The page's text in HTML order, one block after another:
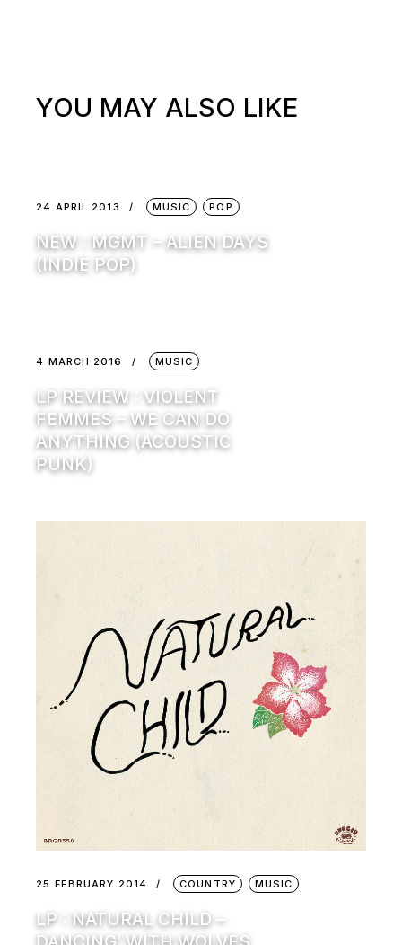
YOU MAY ALSO LIKE
24 APRIL 2013 MUSIC POP
NEW : MGMT – ALIEN DAYS
(INDIE POP)
4 MARCH 2016 MUSIC
LP REVIEW : VIOLENT
FEMMES – WE CAN DO
ANYTHING (ACOUSTIC
PUNK)
25 FEBRUARY 2014 COUNTRY MUSIC
LP : NATURAL CHILD –